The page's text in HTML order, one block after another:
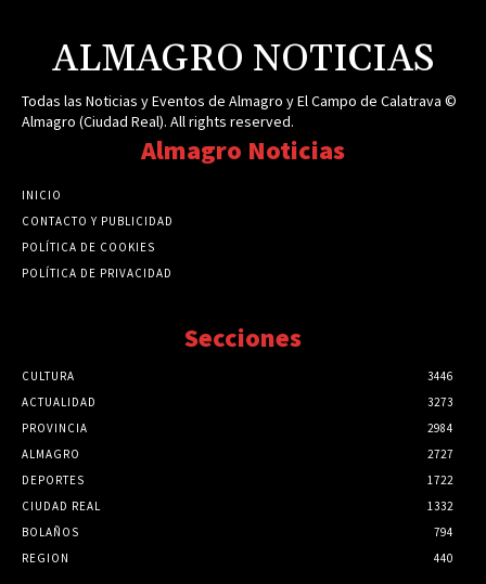
ALMAGRO NOTICIAS
Todas las Noticias y Eventos de Almagro y El Campo de Calatrava ©
Almagro (Ciudad Real). All rights reserved.
Almagro Noticias
INICIO
CONTACTO Y PUBLICIDAD
POLÍTICA DE COOKIES
POLÍTICA DE PRIVACIDAD
Secciones
CULTURA
3446
ACTUALIDAD
3273
PROVINCIA
2984
ALMAGRO
2727
DEPORTES
1722
CIUDAD REAL
1332
BOLAÑOS
794
REGION
440